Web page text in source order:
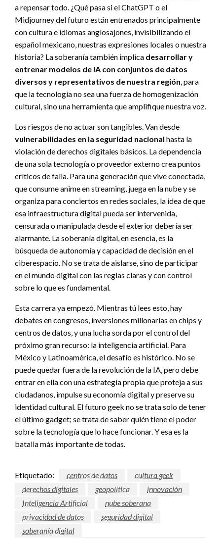
a repensar todo. ¿Qué pasa si el ChatGPT o el
Midjourney del futuro están entrenados principalmente
con cultura e idiomas anglosajones, invisibilizando el
español mexicano, nuestras expresiones locales o nuestra
historia? La soberanía también implica desarrollar y
entrenar modelos de IA con conjuntos de datos
diversos y representativos de nuestra región , para
que la tecnología no sea una fuerza de homogenización
cultural, sino una herramienta que amplifique nuestra voz.
Los riesgos de no actuar son tangibles. Van desde
vulnerabilidades en la seguridad nacional hasta la
violación de derechos digitales básicos. La dependencia
de una sola tecnología o proveedor externo crea puntos
críticos de falla. Para una generación que vive conectada,
que consume anime en streaming, juega en la nube y se
organiza para conciertos en redes sociales, la idea de que
esa infraestructura digital pueda ser intervenida,
censurada o manipulada desde el exterior debería ser
alarmante. La soberanía digital, en esencia, es la
búsqueda de autonomía y capacidad de decisión en el
ciberespacio. No se trata de aislarse, sino de participar
en el mundo digital con las reglas claras y con control
sobre lo que es fundamental.
Esta carrera ya empezó. Mientras tú lees esto, hay
debates en congresos, inversiones millonarias en chips y
centros de datos, y una lucha sorda por el control del
próximo gran recurso: la inteligencia artificial. Para
México y Latinoamérica, el desafío es histórico. No se
puede quedar fuera de la revolución de la IA, pero debe
entrar en ella con una estrategia propia que proteja a sus
ciudadanos, impulse su economía digital y preserve su
identidad cultural. El futuro geek no se trata solo de tener
el último gadget; se trata de saber quién tiene el poder
sobre la tecnología que lo hace funcionar. Y esa es la
batalla más importante de todas.
Etiquetado: centros de datos
cultura geek
derechos digitales
geopolítica
innovación
Inteligencia Artificial
nube soberana
privacidad de datos
seguridad digital
soberanía digital